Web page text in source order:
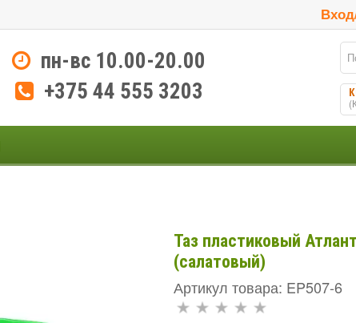
пн-вс 10.00-20.00
+375 44 555 3203
(
Таз пластиковый
(салатовый)
Артикул товара: EP507-6